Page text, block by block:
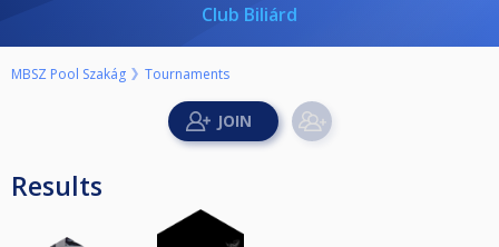
Club Biliárd
MBSZ Pool Szakág Tournaments
Results